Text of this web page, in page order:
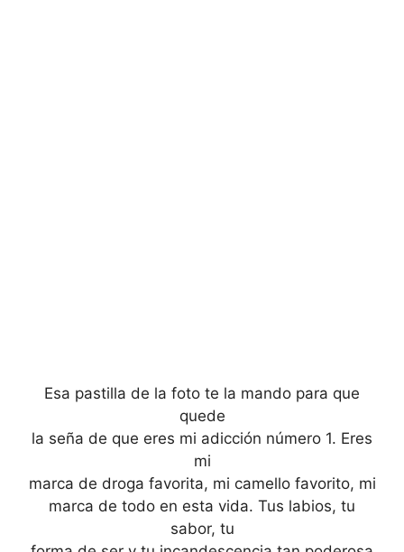
Esa pastilla de la foto te la mando para que
quede
la seña de que eres mi adicción número 1. Eres
mi
marca de droga favorita, mi camello favorito, mi
marca de todo en esta vida. Tus labios, tu
sabor, tu